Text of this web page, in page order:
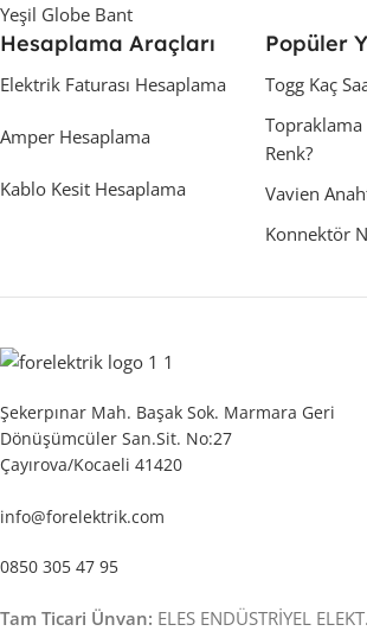
Yeşil Globe Bant
Hesaplama Araçları
Elektrik Faturası Hesaplama
Amper Hesaplama
Kablo Kesit Hesaplama
Popüler
Togg Kaç
Topraklama
Renk?
Vavien
Konnektör
Şekerpınar Mah. Başak Sok. Marmara Geri
Dönüşümcüler San.Sit. No:27
Çayırova/Kocaeli 41420
info@forelektrik.com
0850 305 47 95
Tam Ticari Ünvan: ELES ENDÜSTRİYEL